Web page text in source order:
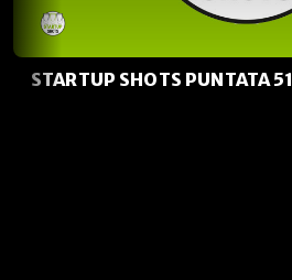
STARTUP SHOTS PUNTATA 51